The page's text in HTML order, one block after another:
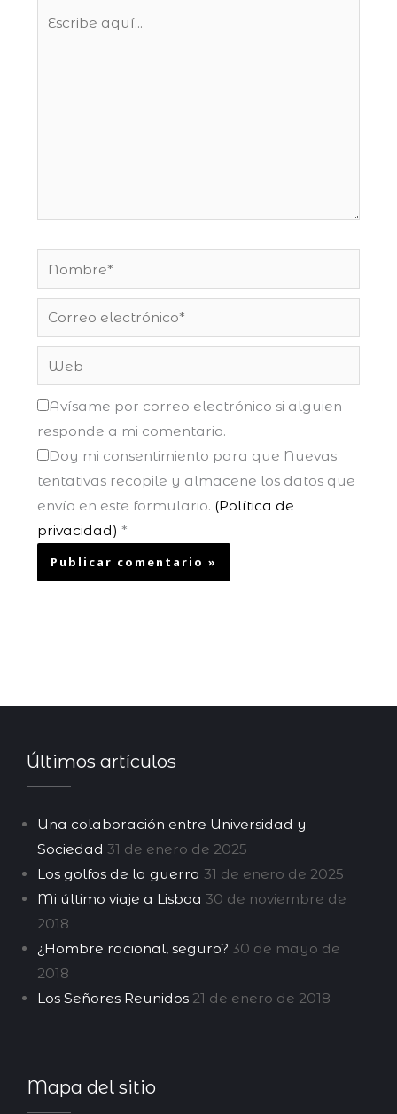
Nombre*
Correo
electrónico*
Web
Avísame por correo electrónico si alguien
responde a mi comentario.
Doy mi consentimiento para que Nuevas
tentativas recopile y almacene los datos que
envío en este formulario. (Política de
privacidad) *
Mapa del sitio
Últimos artículos
Una colaboración entre Universidad y
Sociedad 31 de enero de 2025
Los golfos de la guerra 31 de enero de 2025
Mi último viaje a Lisboa 30 de noviembre de
2018
¿Hombre racional, seguro? 30 de mayo de
2018
Los Señores Reunidos 21 de enero de 2018